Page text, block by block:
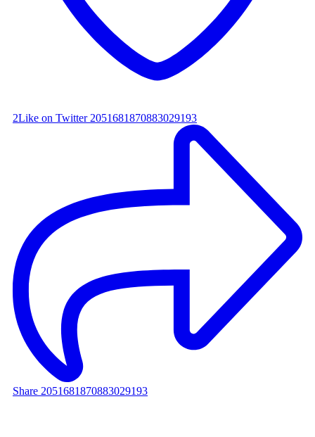
2Like on Twitter 2051681870883029193
Share 2051681870883029193